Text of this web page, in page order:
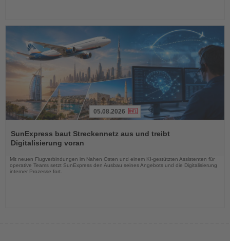
Sie
die
Nachrichten
05.08.2026
SunExpress baut Streckennetz aus und treibt
Digitalisierung voran
Mit neuen Flugverbindungen im Nahen Osten und einem KI-gestützten Assistenten für
operative Teams setzt SunExpress den Ausbau seines Angebots und die Digitalisierung
interner Prozesse fort.